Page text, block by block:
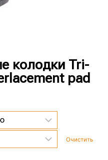
колодки Tri-
pad
Очистить